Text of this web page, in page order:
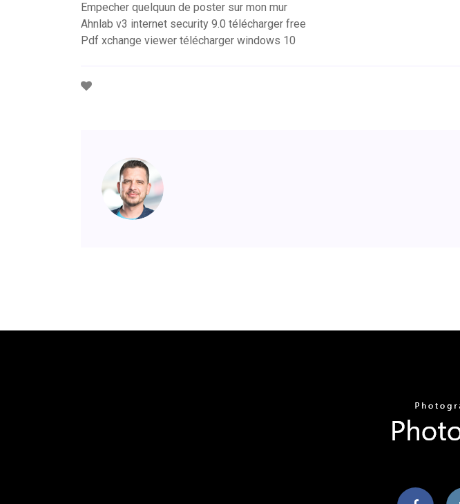
Empecher quelquun de poster sur mon mur
Ahnlab v3 internet security 9.0 télécharger free
Pdf xchange viewer télécharger windows 10